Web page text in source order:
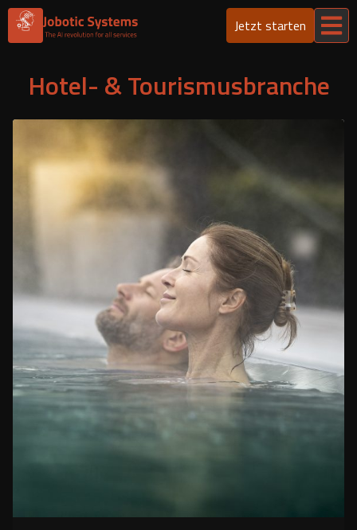
Jetzt starten
Hotel- & Tourismusbranche